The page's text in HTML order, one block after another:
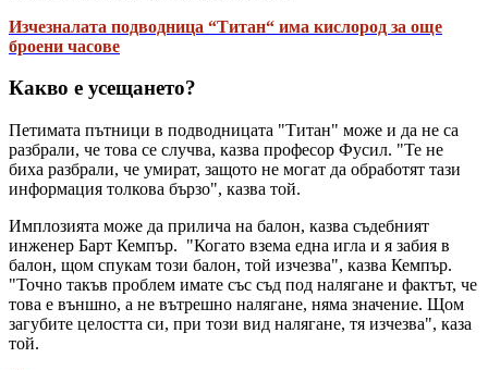
Изчезналата подводница “Титан“ има кислород за още
броени часове
Какво е усещането?
Петимата пътници в подводницата "Титан" може и да не са
разбрали, че това се случва, казва професор Фусил. "Те не
биха разбрали, че умират, защото не могат да обработят тази
информация толкова бързо", казва той.
Имплозията може да прилича на балон, казва съдебният
инженер Барт Кемпър. "Когато взема една игла и я забия в
балон, щом спукам този балон, той изчезва", казва Кемпър.
"Точно такъв проблем имате със съд под налягане и фактът, че
това е външно, а не вътрешно налягане, няма значение. Щом
загубите целостта си, при този вид налягане, тя изчезва", каза
той.